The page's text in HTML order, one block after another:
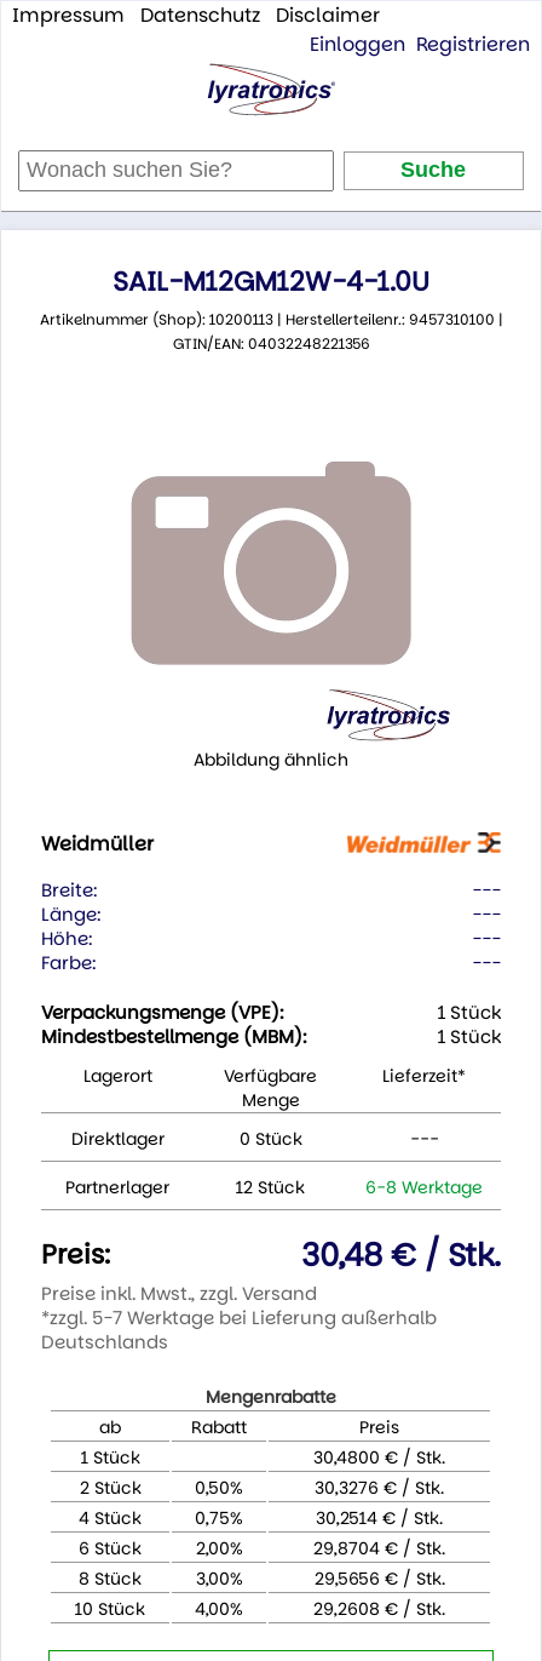
Impressum Datenschutz
Disclaimer
Einloggen Registrieren
SAIL-M12GM12W-4-1.0U
Artikelnummer (Shop): 10200113 | Herstellerteilenr.: 9457310100 |
GTIN/EAN: 04032248221356
Abbildung ähnlich
Weidmüller
Breite:
---
Länge:
---
Höhe:
---
Farbe:
---
Verpackungsmenge (VPE):
1 Stück
Mindestbestellmenge (MBM):
1 Stück
Lagerort
Verfügbare
Menge
Lieferzeit*
Direktlager 0 Stück ---
Partnerlager 12 Stück 6-8 Werktage
Preis: 30,48 € / Stk.
Preise inkl. Mwst., zzgl. Versand
*zzgl. 5-7 Werktage bei Lieferung außerhalb
Deutschlands
Mengenrabatte
ab
Rabatt
Preis
1 Stück
30,4800 € / Stk.
2 Stück
0,50%
30,3276 € / Stk.
4 Stück
0,75%
30,2514 € / Stk.
6 Stück
2,00%
29,8704 € / Stk.
8 Stück
3,00%
29,5656 € / Stk.
10 Stück
4,00% 29,2608 € / Stk.